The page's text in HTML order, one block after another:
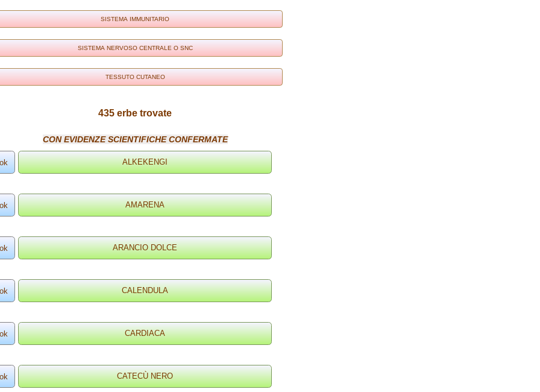
SISTEMA IMMUNITARIO
SISTEMA NERVOSO CENTRALE O SNC
TESSUTO CUTANEO
435 erbe trovate
CON EVIDENZE SCIENTIFICHE CONFERMATE